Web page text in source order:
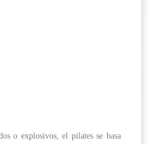
o explosivos, el pilates se basa